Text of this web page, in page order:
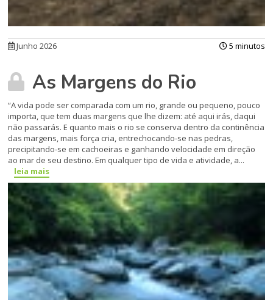
Junho 2026 5 minutos
As Margens do Rio
“A vida pode ser comparada com um rio, grande ou pequeno, pouco
importa, que tem duas margens que lhe dizem: até aqui irás, daqui
não passarás. E quanto mais o rio se conserva dentro da continência
das margens, mais força cria, entrechocando-se nas pedras,
precipitando-se em cachoeiras e ganhando velocidade em direção
ao mar de seu destino. Em qualquer tipo de vida e atividade, a...
leia mais